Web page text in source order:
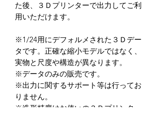
た後、３Ｄプリンターで出力してご利
用いただけます。
※1/24用にデフォルメされた３Ｄデー
タです。正確な縮小モデルではなく、
実物と尺度や構造が異なります。
※データのみの販売です。
※出力に関するサポート等は行ってお
りません。
※造形精度はお使いの３Ｄプリンター